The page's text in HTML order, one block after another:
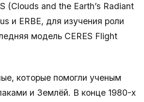
(Clouds and the Earth’s Radiant
и ERBE, для изучения роли
модель CERES Flight
которые помогли ученым
и Землёй. В конце 1980-х